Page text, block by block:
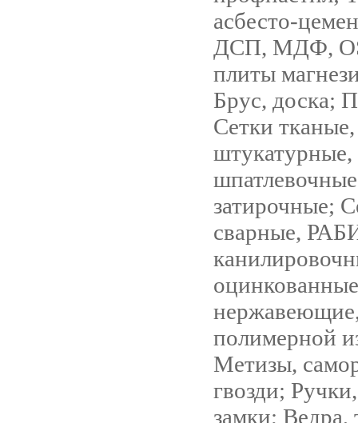
асбесто-
ДСП, МДФ,
плиты
Брус, доска;
Сетки
штукатурные,
затирочные;
сварные,
полимерной
Метизы,
гвозди;
замки; Ведра,